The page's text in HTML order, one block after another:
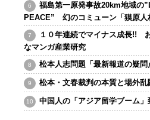
福島第一原発事故20km地域の
PEACE” 幻のコミューン「獏原人
１０年連続でマイナス成長!!
なマンガ産業研究
松本人志問題「最新報道の疑問
松本・文春裁判の本質と場外乱
中国人の「アジア留学ブーム」